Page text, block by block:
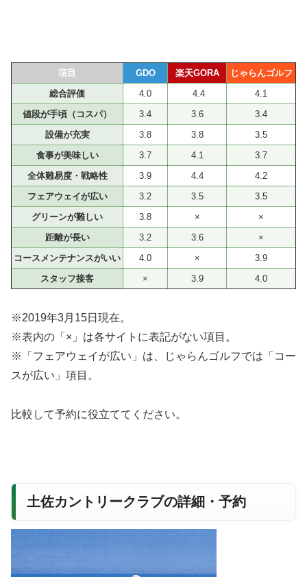
項目 GDO 楽天GORA
じゃらんゴルフ
総合評価
4.0 4.4
4.1
値段が手頃（コスパ）
3.4 3.6
3.4
設備が充実
3.8 3.8
3.5
食事が美味しい
3.7 4.1
3.7
全体難易度・戦略性
3.9 4.4
4.2
フェアウェイが広い
3.2 3.5
3.5
グリーンが難しい
3.8 ×
×
距離が長い
3.2 3.6
×
コースメンテナンスがいい
4.0 ×
3.9
スタッフ接客
× 3.9 4.0
※2019年3月15日現在。
※表内の「×」は各サイトに表記がない項目。
※「フェアウェイが広い」は、じゃらんゴルフでは「コー
スが広い」項目。
比較して予約に役立ててください。
土佐カントリークラブの詳細・予約